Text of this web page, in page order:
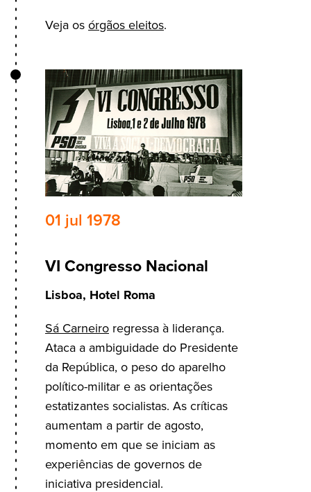
Veja os órgãos eleitos.
01 jul 1978
VI Congresso Nacional
Lisboa, Hotel Roma
Sá Carneiro regressa à liderança.
Ataca a ambiguidade do Presidente
da República, o peso do aparelho
político-militar e as orientações
estatizantes socialistas. As críticas
aumentam a partir de agosto,
momento em que se iniciam as
experiências de governos de
iniciativa presidencial.